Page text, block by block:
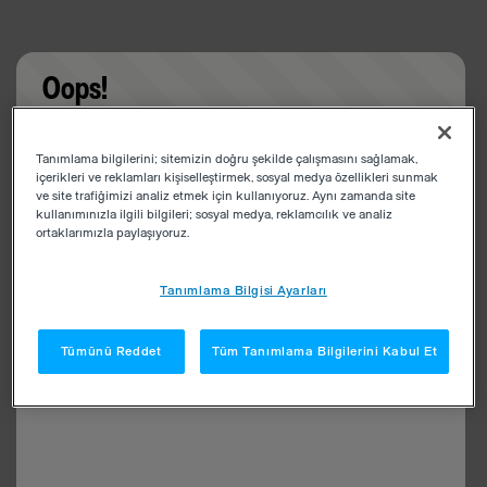
Oops!
app
Tanımlama bilgilerini; sitemizin doğru şekilde çalışmasını sağlamak,
içerikleri ve reklamları kişiselleştirmek, sosyal medya özellikleri sunmak
ve site trafiğimizi analiz etmek için kullanıyoruz. Aynı zamanda site
kullanımınızla ilgili bilgileri; sosyal medya, reklamcılık ve analiz
ortaklarımızla paylaşıyoruz.
Tanımlama Bilgisi Ayarları
Tümünü Reddet Tüm Tanımlama Bilgilerini Kabul Et